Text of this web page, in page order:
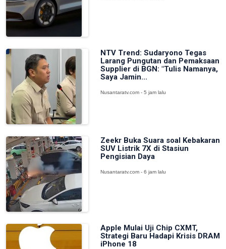
NTV Trend: Sudaryono Tegas
Larang Pungutan dan Pemaksaan
Supplier di BGN: "Tulis Namanya,
Saya Jamin...
Nusantaratv.com - 5 jam lalu
Zeekr Buka Suara soal Kebakaran
SUV Listrik 7X di Stasiun
Pengisian Daya
Nusantaratv.com - 6 jam lalu
Apple Mulai Uji Chip CXMT,
Strategi Baru Hadapi Krisis DRAM
iPhone 18